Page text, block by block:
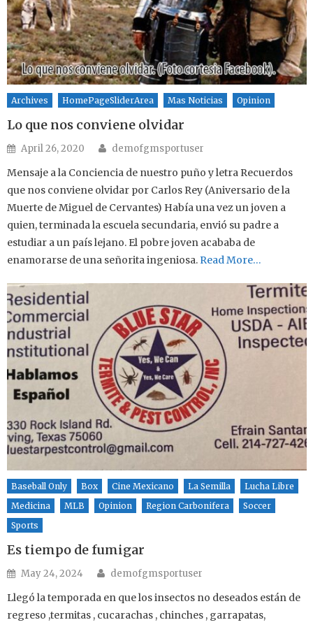
Archives HomePageSliderArea Mas Noticias Opinion
Lo que nos conviene olvidar
Posted on
April 26, 2020 Author
demofgmsportuser
Mensaje a la Conciencia de nuestro puño y letra Recuerdos
que nos conviene olvidar por Carlos Rey (Aniversario de la
Muerte de Miguel de Cervantes) Había una vez un joven a
quien, terminada la escuela secundaria, envió su padre a
estudiar a un país lejano. El pobre joven acababa de
enamorarse de una señorita ingeniosa. Read More…
Baseball Only Box Cine Mexicano La Semilla
Lucha Libre
Medicina
MLB Opinion Region Carbonifera
Soccer
Sports
Es tiempo de fumigar
Posted on
May 24, 2024 Author
demofgmsportuser
Llegó la temporada en que los insectos no deseados están de
regreso ,termitas , cucarachas , chinches , garrapatas,